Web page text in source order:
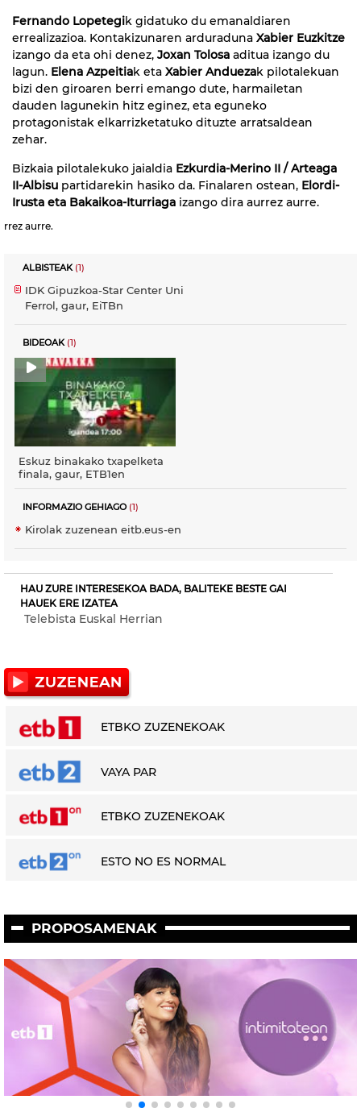
Fernando Lopetegik gidatuko du emanaldiaren
errealizazioa. Kontakizunaren arduraduna Xabier Euzkitze
izango da eta ohi denez, Joxan Tolosa aditua izango du
lagun. Elena Azpeitiak eta Xabier Anduezak pilotalekuan
bizi den giroaren berri emango dute, harmailetan
dauden lagunekin hitz eginez, eta eguneko
protagonistak elkarrizketatuko dituzte arratsaldean
zehar.
Bizkaia pilotalekuko jaialdia Ezkurdia-Merino II / Arteaga
II-Albisu partidarekin hasiko da. Finalaren ostean, Elordi-
Irusta eta Bakaikoa-Iturriaga izango dira aurrez aurre.
rrez aurre.
ALBISTEAK (1)
IDK Gipuzkoa-Star Center Uni
Ferrol, gaur, EiTBn
BIDEOAK (1)
Eskuz binakako txapelketa
finala, gaur, ETB1en
INFORMAZIO GEHIAGO(1)
Kirolak zuzenean eitb.eus-en
HAU ZURE INTERESEKOA BADA, BALITEKE BESTE GAI
HAUEK ERE IZATEA
Telebista Euskal Herrian
ETBKO ZUZENEKOAK
VAYA PAR
ETBKO ZUZENEKOAK
ESTO NO ES NORMAL
PROPOSAMENAK